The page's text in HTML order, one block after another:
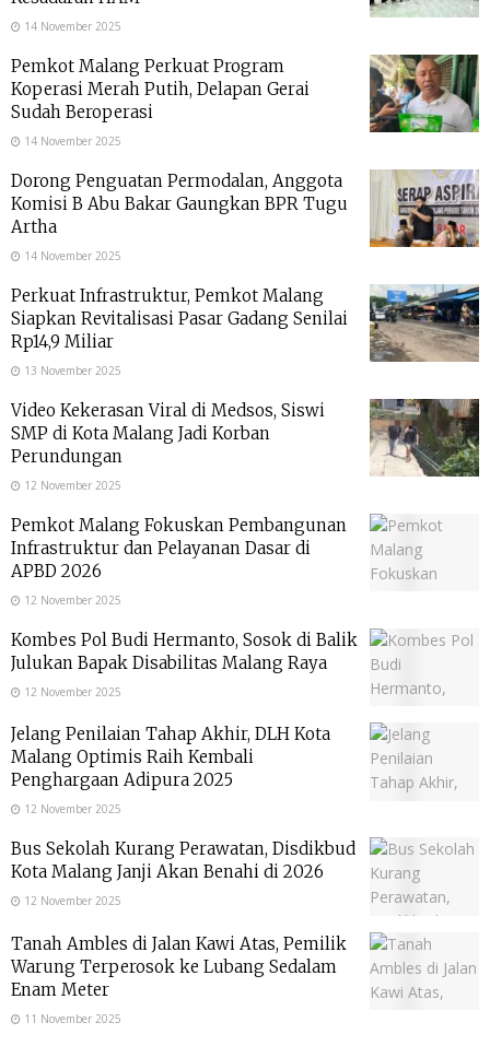
14 November 2025
Pemkot Malang Perkuat Program
Koperasi Merah Putih, Delapan Gerai
Sudah Beroperasi
14 November 2025
Dorong Penguatan Permodalan, Anggota
Komisi B Abu Bakar Gaungkan BPR Tugu
Artha
14 November 2025
Perkuat Infrastruktur, Pemkot Malang
Siapkan Revitalisasi Pasar Gadang Senilai
Rp14,9 Miliar
13 November 2025
Video Kekerasan Viral di Medsos, Siswi
SMP di Kota Malang Jadi Korban
Perundungan
12 November 2025
Pemkot Malang Fokuskan Pembangunan
Infrastruktur dan Pelayanan Dasar di
APBD 2026
12 November 2025
Kombes Pol Budi Hermanto, Sosok di Balik
Julukan Bapak Disabilitas Malang Raya
12 November 2025
Jelang Penilaian Tahap Akhir, DLH Kota
Malang Optimis Raih Kembali
Penghargaan Adipura 2025
12 November 2025
Bus Sekolah Kurang Perawatan, Disdikbud
Kota Malang Janji Akan Benahi di 2026
12 November 2025
Tanah Ambles di Jalan Kawi Atas, Pemilik
Warung Terperosok ke Lubang Sedalam
Enam Meter
11 November 2025